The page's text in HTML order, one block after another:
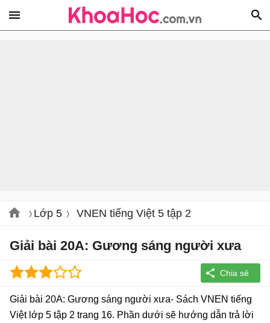
Lớp 5 VNEN tiếng Việt 5 tập 2
Giải bài 20A: Gương sáng người xưa
Giải bài 20A: Gương sáng người xưa- Sách VNEN tiếng
Việt lớp 5 tập 2 trang 16. Phần dưới sẽ hướng dẫn trả lời